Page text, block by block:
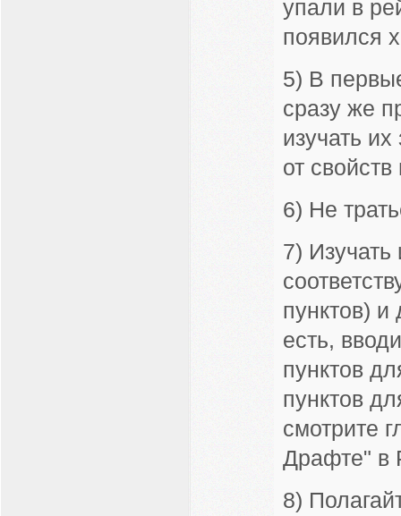
упали в
появился
5) В
сразу же
изучать
от свойств
6) Не
7) Изучать
пунктов) и
есть,
пунктов
пунктов
смотрите
Драфте" в
8)